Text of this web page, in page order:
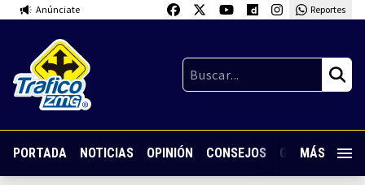
Anúnciate Reportes
PORTADA NOTICIAS OPINIÓN CONSEJOS GUARDIA
MÁS